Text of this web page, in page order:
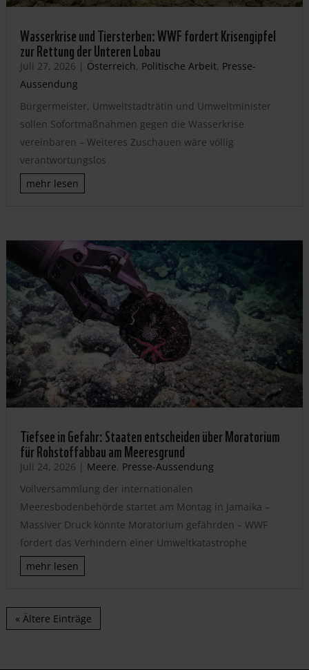
Wasserkrise und Tiersterben: WWF fordert Krisengipfel
zur Rettung der Unteren Lobau
Juli 27, 2026 | Österreich, Politische Arbeit, Presse-
Aussendung
Bürgermeister, Umweltstadträtin und Umweltminister
sollen Sofortmaßnahmen gegen die Wasserkrise
vereinbaren – Weiteres Zuschauen wäre völlig
verantwortungslos
mehr lesen
Tiefsee in Gefahr: Staaten entscheiden über Moratorium
für Rohstoffabbau am Meeresgrund
Juli 24, 2026 | Meere, Presse-Aussendung
Vollversammlung der internationalen
Meeresbodenbehörde startet am Montag in Jamaika –
Massiver Druck könnte Moratorium gefährden – WWF
fordert das Verhindern einer Umweltkatastrophe
mehr lesen
« Ältere Einträge